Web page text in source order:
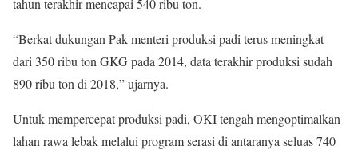
tahun terakhir mencapai 540 ribu ton.
“Berkat dukungan Pak menteri produksi padi terus meningkat
dari 350 ribu ton GKG pada 2014, data terakhir produksi sudah
890 ribu ton di 2018,” ujarnya.
Untuk mempercepat produksi padi, OKI tengah mengoptimalkan
lahan rawa lebak melalui program serasi di antaranya seluas 740